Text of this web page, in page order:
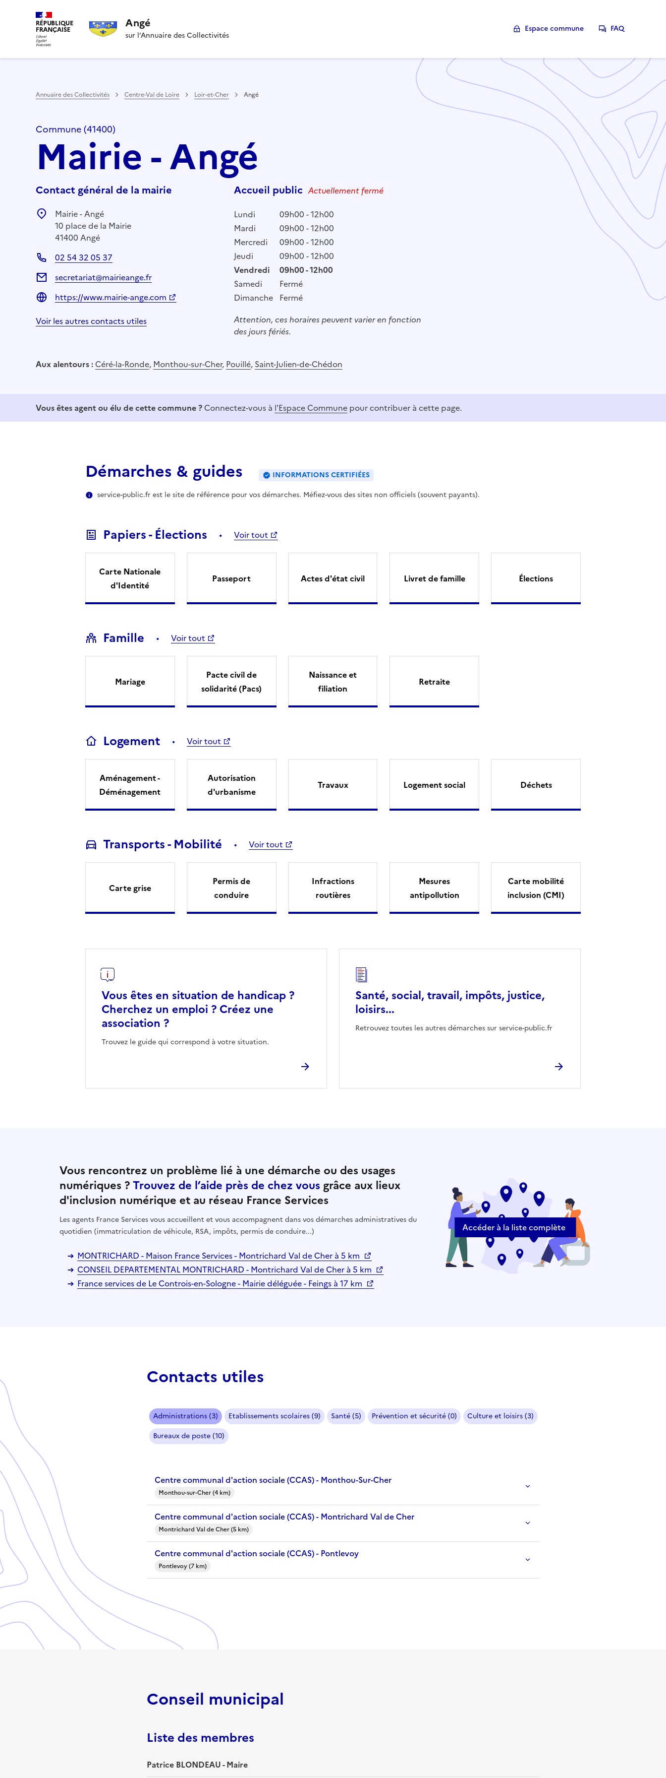
RÉPUBLIQUE
FRANÇAISE Angé
sur l’Annuaire des Collectivités
Espace commune FAQ
Annuaire des Collectivités Centre-Val de Loire Loir-et-Cher Angé
Commune (41400)
Mairie - Angé
Contact général de la mairie
Mairie - Angé
10 place de la Mairie
41400 Angé
02 54 32 05 37
secretariat@mairieange.fr
https://www.mairie-ange.com
Voir les autres contacts utiles
Accueil public Actuellement fermé
Lundi
09h00 - 12h00
Mardi
09h00 - 12h00
Mercredi
09h00 - 12h00
Jeudi
09h00 - 12h00
Vendredi
09h00 - 12h00
Samedi
Fermé
Dimanche Fermé
Attention, ces horaires peuvent varier en fonction
des jours fériés.
Aux alentours : Céré-la-Ronde, Monthou-sur-Cher, Pouillé, Saint-Julien-de-Chédon
Vous êtes agent ou élu de cette commune ? Connectez-vous à l'Espace Commune pour contribuer à cette page.
Démarches & guides
INFORMATIONS CERTIFIÉES
service-public.fr est le site de référence pour vos démarches. Méfiez-vous des sites non officiels (souvent payants).
Papiers - Élections Voir tout
Carte Nationale
d'Identité
Passeport Actes d'état civil Livret de famille Élections
Famille Voir tout
Mariage
Pacte civil de
solidarité (Pacs)
Naissance et
filiation
Retraite
Logement Voir tout
Aménagement -
Déménagement
Autorisation
d'urbanisme
Travaux Logement social Déchets
Transports - Mobilité Voir tout
Carte grise
Permis de
conduire
Infractions
routières
Mesures
antipollution
Carte mobilité
inclusion (CMI)
Vous êtes en situation de handicap ?
Cherchez un emploi ? Créez une
association ?
Trouvez le guide qui correspond à votre situation.
Santé, social, travail, impôts, justice,
loisirs...
Retrouvez toutes les autres démarches sur service-public.fr
Vous rencontrez un problème lié à une démarche ou des usages
numériques ?Trouvez de l’aide près de chez vous grâce aux lieux
d'inclusion numérique et au réseau France Services
Les agents France Services vous accueillent et vous accompagnent dans vos démarches administratives du
quotidien (immatriculation de véhicule, RSA, impôts, permis de conduire...)
MONTRICHARD - Maison France Services - Montrichard Val de Cher à 5 km
CONSEIL DEPARTEMENTAL MONTRICHARD - Montrichard Val de Cher à 5 km
France services de Le Controis-en-Sologne - Mairie déléguée - Feings à 17 km
Accéder à la liste complète
Contacts utiles
Administrations (3) Etablissements scolaires (9) Santé (5) Prévention et sécurité (0)
Culture et loisirs (3)
Bureaux de poste (10)
Centre communal d'action sociale (CCAS) - Monthou-Sur-Cher
Monthou-sur-Cher (4 km)
Centre communal d'action sociale (CCAS) - Montrichard Val de Cher
Montrichard Val de Cher (5 km)
Centre communal d'action sociale (CCAS) - Pontlevoy
Pontlevoy (7 km)
Conseil municipal
Liste des membres
Patrice BLONDEAU - Maire